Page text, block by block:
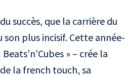
succès, que la carrière du
son plus incisif. Cette année-
» – crée la
la french touch, sa